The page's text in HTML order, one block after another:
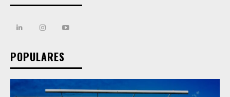
POPULARES